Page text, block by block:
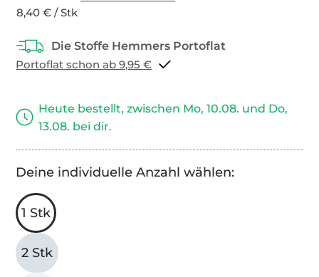
8,40 € / Stk
Portoflat schon ab 9,95 €
Heute bestellt, zwischen Mo, 10.08. und Do,
13.08. bei dir.
Deine individuelle Anzahl wählen:
1 Stk
2 Stk